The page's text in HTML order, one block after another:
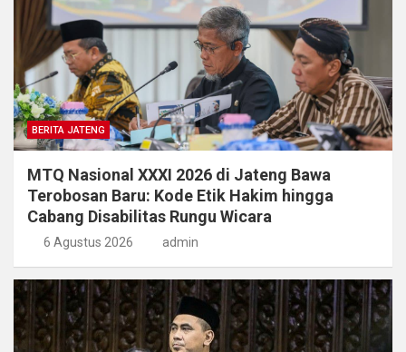
BERITA JATENG
MTQ Nasional XXXI 2026 di Jateng Bawa
Terobosan Baru: Kode Etik Hakim hingga
Cabang Disabilitas Rungu Wicara
6 Agustus 2026 admin